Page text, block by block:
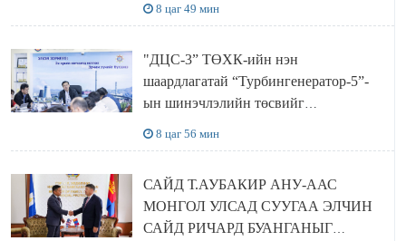
8 цаг 49 мин
"ДЦС-3” ТӨХК-ийн нэн
шаардлагатай “Турбингенератор-5”-
ын шинэчлэлийн төсвийг
8 цаг 56 мин
САЙД Т.АУБАКИР АНУ-ААС
МОНГОЛ УЛСАД СУУГАА ЭЛЧИН
САЙД РИЧАРД БУАНГАНЫГ